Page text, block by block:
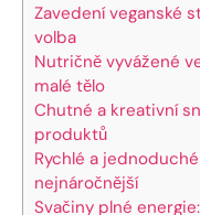
Zavedení veganské
volba
Nutričně vyvážené
malé tělo
Chutné a kreativní
produktů
Rychlé a
nejnáročnější
Svačiny plné